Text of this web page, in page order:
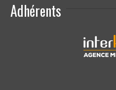
Adhérents